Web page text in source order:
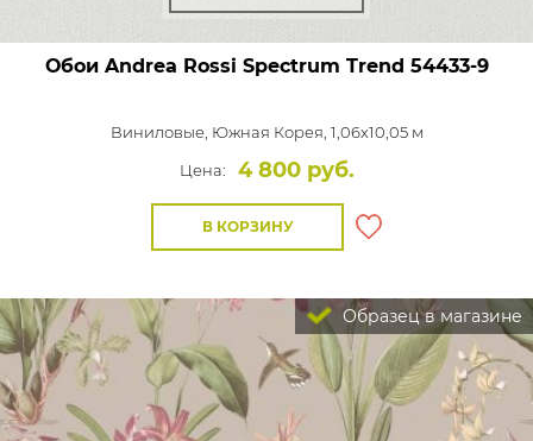
Обои Andrea Rossi Spectrum Trend 54433-9
Виниловые, Южная Корея, 1,06x10,05 м
Цена:
4 800 руб.
В КОРЗИНУ
Образец в магазине